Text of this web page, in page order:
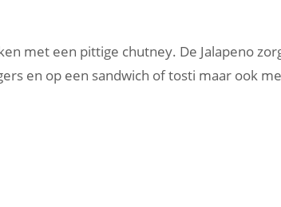
met een pittige chutney. De Jalapeno
en op een sandwich of tosti maar ook